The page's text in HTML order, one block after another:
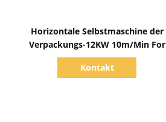
Horizontale Selbstmaschine der
Verpackungs-12KW 10m/Min For
Irregular Object
Kontakt